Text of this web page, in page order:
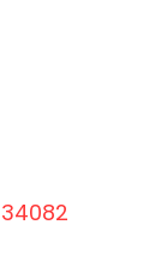
34082